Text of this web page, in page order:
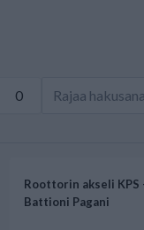
0
Roottorin akseli KPS
Battioni Pagani